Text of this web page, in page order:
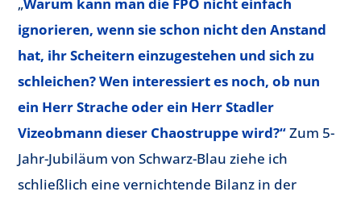
„Warum kann man die FPÖ nicht einfach
ignorieren, wenn sie schon nicht den Anstand
hat, ihr Scheitern einzugestehen und sich zu
schleichen? Wen interessiert es noch, ob nun
ein Herr Strache oder ein Herr Stadler
Vizeobmann dieser Chaostruppe wird?“Zum 5-
Jahr-Jubiläum von Schwarz-Blau ziehe ich
schließlich eine vernichtende Bilanz in der